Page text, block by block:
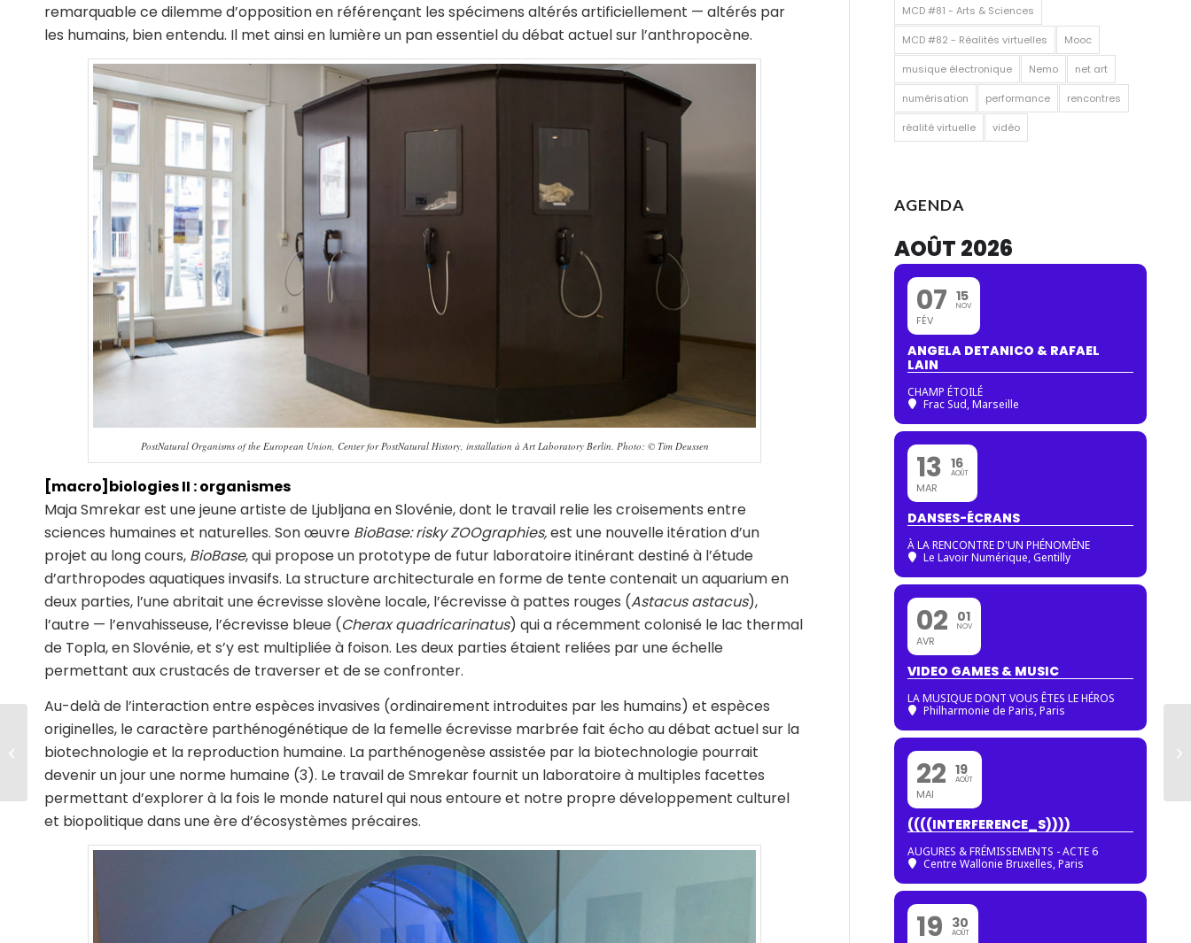
remarquable ce dilemme d’opposition en référençant les spécimens altérés artificiellement — altérés par
les humains, bien entendu. Il met ainsi en lumière un pan essentiel du débat actuel sur l’anthropocène.
PostNatural Organisms of the European Union, Center for PostNatural History, installation à Art Laboratory Berlin. Photo: © Tim Deussen
[macro]biologies II : organismes
Maja Smrekar est une jeune artiste de Ljubljana en Slovénie, dont le travail relie les croisements entre
sciences humaines et naturelles. Son œuvre BioBase: risky ZOOgraphies,est une nouvelle itération d’un
projet au long cours, BioBase, qui propose un prototype de futur laboratoire itinérant destiné à l’étude
d’arthropodes aquatiques invasifs. La structure architecturale en forme de tente contenait un aquarium en
deux parties, l’une abritait une écrevisse slovène locale, l’écrevisse à pattes rouges (Astacus astacus),
l’autre — l’envahisseuse, l’écrevisse bleue (Cherax quadricarinatus) qui a récemment colonisé le lac thermal
de Topla, en Slovénie, et s’y est multipliée à foison. Les deux parties étaient reliées par une échelle
permettant aux crustacés de traverser et de se confronter.
Au-delà de l’interaction entre espèces invasives (ordinairement introduites par les humains) et espèces
originelles, le caractère parthénogénétique de la femelle écrevisse marbrée fait écho au débat actuel sur la
biotechnologie et la reproduction humaine. La parthénogenèse assistée par la biotechnologie pourrait
devenir un jour une norme humaine (3). Le travail de Smrekar fournit un laboratoire à multiples facettes
permettant d’explorer à la fois le monde naturel qui nous entoure et notre propre développement culturel
et biopolitique dans une ère d’écosystèmes précaires.
MCD #81 - Arts & Sciences
MCD #82 - Réalités virtuelles Mooc
musique électronique Nemo net art
numérisation performance rencontres
réalité virtuelle vidéo
AGENDA
AOÛT 2026
07
FÉV
15
NOV
ANGELA DETANICO & RAFAEL
LAIN
CHAMP ÉTOILÉ
Frac Sud, Marseille
13
MAR
16
AOÛT
DANSES-ÉCRANS
À LA RENCONTRE D'UN PHÉNOMÈNE
Le Lavoir Numérique, Gentilly
02
AVR
01
NOV
VIDEO GAMES & MUSIC
LA MUSIQUE DONT VOUS ÊTES LE HÉROS
Philharmonie de Paris, Paris
22
MAI
19
AOÛT
((((INTERFERENCE_S))))
AUGURES & FRÉMISSEMENTS - ACTE 6
Centre Wallonie Bruxelles, Paris
19 30
AOÛT
Bio-Arts